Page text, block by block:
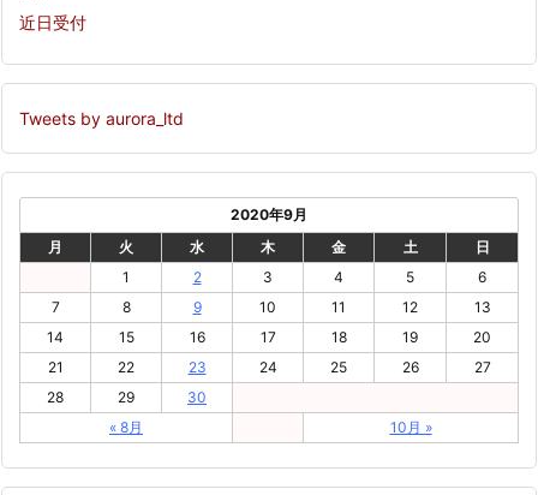
近日受付
Tweets by aurora_ltd
2020年9月
月
火 水 木 金 土 日
« 8月 10月 »
1 2 3 4 5
6
7
8 9 10 11 12
13
14
15 16 17 18 19
20
21
22 23 24 25 26
27
28
29 30